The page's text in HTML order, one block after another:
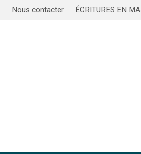
Nous contacter ÉCRITURES EN